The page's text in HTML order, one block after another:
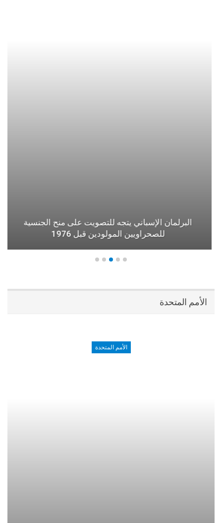
البرلمان الإسباني يتجه للتصويت على منح الجنسية
للصحراويين المولودين قبل 1976
الأمم المتحدة
الأمم المتحدة